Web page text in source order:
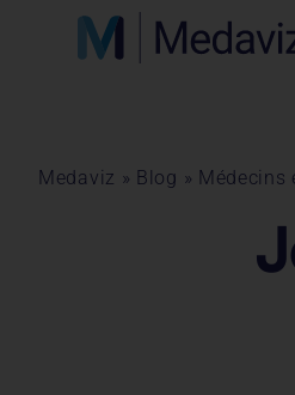
Medaviz » Blog » Médecins